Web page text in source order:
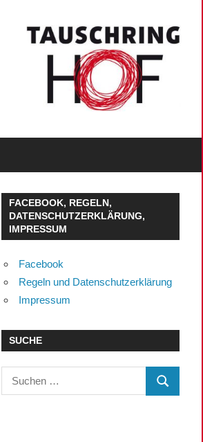
FACEBOOK, REGELN,
DATENSCHUTZERKLÄRUNG,
IMPRESSUM
Facebook
Regeln und Datenschutzerklärung
Impressum
SUCHE
Suchen
nach:
SUCHEN